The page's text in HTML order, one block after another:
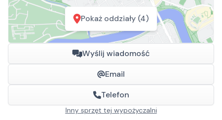
Pokaż oddziały (4)
Wyślij wiadomość
Email
Telefon
Inny sprzęt tej wypożyczalni